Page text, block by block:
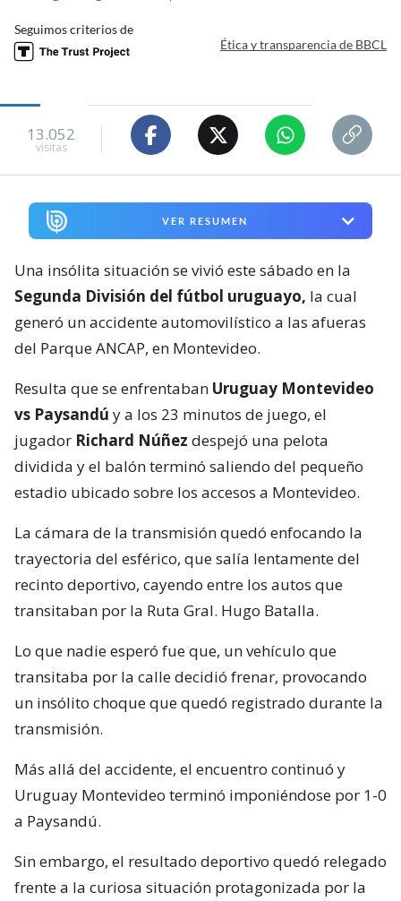
Seguimos criterios de
Ética y transparencia de BBCL
13.052
visitas
VER RESUMEN
Una insólita situación se vivió este sábado en la
Segunda División del fútbol uruguayo, la cual
generó un accidente automovilístico a las afueras
del Parque ANCAP, en Montevideo.
Resulta que se enfrentaban Uruguay Montevideo
vs Paysandú y a los 23 minutos de juego, el
jugador Richard Núñez despejó una pelota
dividida y el balón terminó saliendo del pequeño
estadio ubicado sobre los accesos a Montevideo.
La cámara de la transmisión quedó enfocando la
trayectoria del esférico, que salía lentamente del
recinto deportivo, cayendo entre los autos que
transitaban por la Ruta Gral. Hugo Batalla.
Lo que nadie esperó fue que, un vehículo que
transitaba por la calle decidió frenar, provocando
un insólito choque que quedó registrado durante la
transmisión.
Más allá del accidente, el encuentro continuó y
Uruguay Montevideo terminó imponiéndose por 1-0
a Paysandú.
Sin embargo, el resultado deportivo quedó relegado
frente a la curiosa situación protagonizada por la